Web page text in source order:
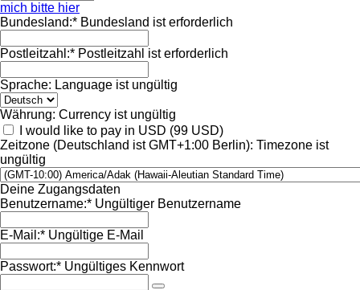
mich bitte hier
Bundesland:* Bundesland ist erforderlich
Postleitzahl:* Postleitzahl ist erforderlich
Sprache: Language ist ungültig
Währung: Currency ist ungültig
I would like to pay in USD (99 USD)
Zeitzone (Deutschland ist GMT+1:00 Berlin): Timezone ist
ungültig
Deine Zugangsdaten
Benutzername:* Ungültiger Benutzername
E-Mail:* Ungültige E-Mail
Passwort:* Ungültiges Kennwort